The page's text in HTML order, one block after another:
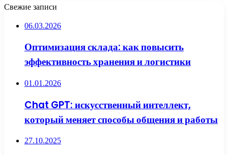
Свежие записи
06.03.2026
Оптимизация склада: как повысить
эффективность хранения и логистики
01.01.2026
Chat GPT: искусственный интеллект,
который меняет способы общения и работы
27.10.2025